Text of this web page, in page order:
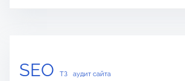
SEO ТЗ аудит сайта